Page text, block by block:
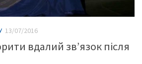
13/07/2016
вдалий зв’язок після